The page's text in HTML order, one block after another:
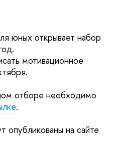
юных открывает набор
мотивационное
.
отборе необходимо
.
опубликованы на сайте